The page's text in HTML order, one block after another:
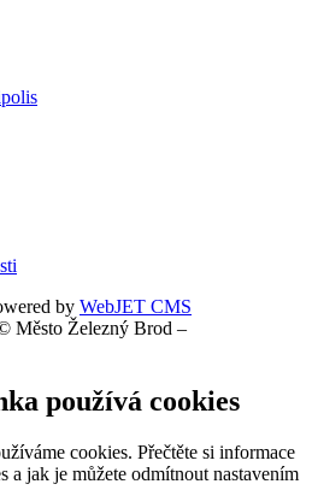
by WebJET CMS
Město Železný Brod –
používá cookies
cookies. Přečtěte si informace
a jak je můžete odmítnout nastavením